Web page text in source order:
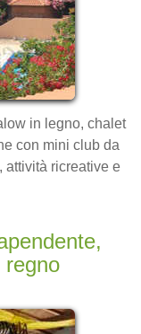
in legno, chalet
con mini club da
attività ricreative e
regno